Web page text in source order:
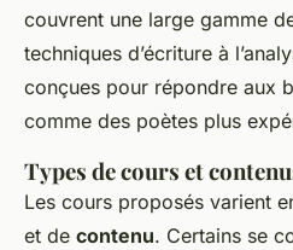
couvrent une large gamme
techniques d’écriture à
conçues pour répondre aux
comme des poètes plus
Types de cours et
Les cours proposés varient
et de contenu. Certains se